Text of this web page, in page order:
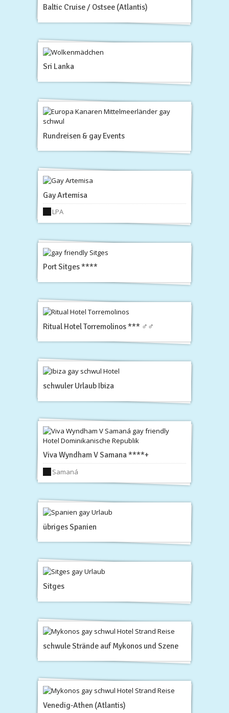
Baltic Cruise / Ostsee (Atlantis)
Sri Lanka
Rundreisen & gay Events
Gay Artemisa
LPA
Port Sitges ****
Ritual Hotel Torremolinos *** ♂♂
schwuler Urlaub Ibiza
Viva Wyndham V Samana ****+
Samaná
übriges Spanien
Sitges
schwule Strände auf Mykonos und Szene
Venedig-Athen (Atlantis)